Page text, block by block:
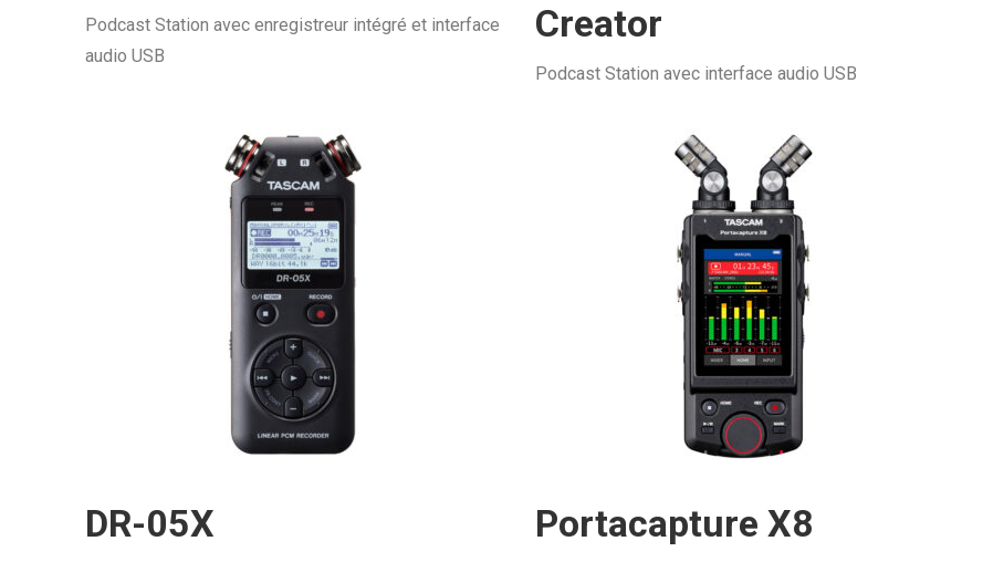
Podcast Station avec enregistreur intégré et interface
audio USB
Creator
Podcast Station avec interface audio USB
DR-05X Portacapture X8